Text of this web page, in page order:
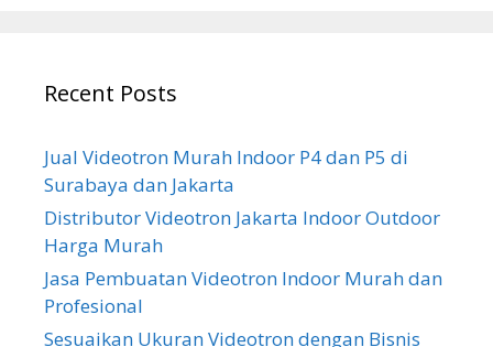
Recent Posts
Jual Videotron Murah Indoor P4 dan P5 di
Surabaya dan Jakarta
Distributor Videotron Jakarta Indoor Outdoor
Harga Murah
Jasa Pembuatan Videotron Indoor Murah dan
Profesional
Sesuaikan Ukuran Videotron dengan Bisnis